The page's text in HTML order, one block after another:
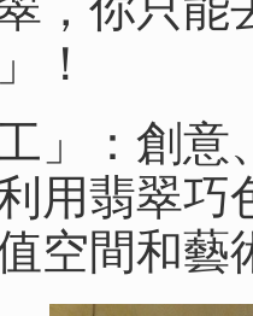
！
：創意、
用翡翠巧
空間和藝